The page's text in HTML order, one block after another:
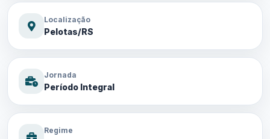
Localização
Pelotas/RS
Jornada
Período Integral
Regime